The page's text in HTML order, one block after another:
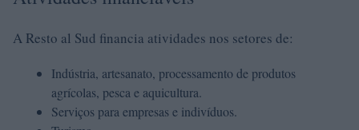
A Resto al Sud financia atividades nos setores de:
Indústria, artesanato, processamento de produtos
agrícolas, pesca e aquicultura.
Serviços para empresas e indivíduos.